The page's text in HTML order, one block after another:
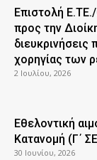
Επιστολή
προς την
διευκρινήσεις
χορηγίας των
2 Ιουλίου, 2026
Εθελοντική
Κατανομή (Γ΄
30 Ιουνίου, 2026